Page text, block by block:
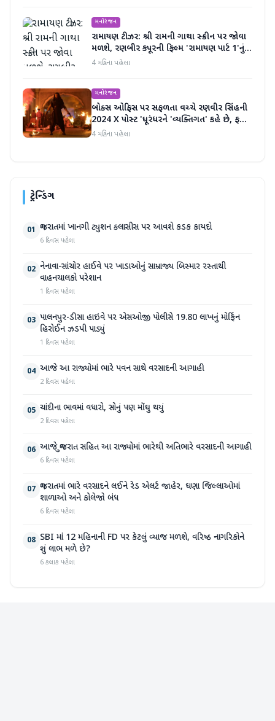
મનોરંજન
રામાયણ ટીઝર: શ્રી રામની ગાથા સ્ક્રીન પર જોવા
મળશે, રણબીર કપૂરની ફિલ્મ 'રામાયણ પાર્ટ 1'નું
ટીઝર અદભૂત છે
4 મહિના પહેલા
મનોરંજન
બોક્સ ઓફિસ પર સફળતા વચ્ચે રણવીર સિંહની
2024 X પોસ્ટ 'ધૂરંધરને 'વ્યક્તિગત' કહે છે, ફરી
એકવાર ચર્ચામાં
4 મહિના પહેલા
ટ્રેન્ડિંગ
01 ગુજરાતમાં ખાનગી ટ્યુશન ક્લાસીસ પર આવશે કડક કાયદો
6 દિવસ પહેલા
02 નેનાવા-સાંચોર હાઈવે પર ખાડાઓનું સામ્રાજ્ય બિસ્માર રસ્તાથી
વાહનચાલકો પરેશાન
1 દિવસ પહેલા
03 પાલનપુર-ડીસા હાઇવે પર એસઓજી પોલીસે 19.80 લાખનું મોર્ફિન
હિરોઈન ઝડપી પાડ્યું
1 દિવસ પહેલા
04 આજે આ રાજ્યોમાં ભારે પવન સાથે વરસાદની આગાહી
2 દિવસ પહેલા
05 ચાંદીના ભાવમાં વધારો, સોનું પણ મોંઘુ થયું
2 દિવસ પહેલા
06 આજે ગુજરાત સહિત આ રાજ્યોમાં ભારેથી અતિભારે વરસાદની આગાહી
6 દિવસ પહેલા
07 ગુજરાતમાં ભારે વરસાદને લઈને રેડ એલર્ટ જાહેર, ઘણા જિલ્લાઓમાં
શાળાઓ અને કોલેજો બંધ
6 દિવસ પહેલા
08 SBI માં 12 મહિનાની FD પર કેટલું વ્યાજ મળશે, વરિષ્ઠ નાગરિકોને
શું લાભ મળે છે?
6 કલાક પહેલા